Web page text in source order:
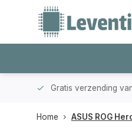
Gratis verzending
Home ASUS ROG